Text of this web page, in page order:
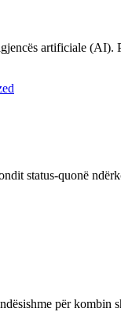
artificiale
status-quonë
për